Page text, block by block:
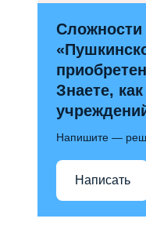
Сложности
Знаете,
Напишите —
Написать